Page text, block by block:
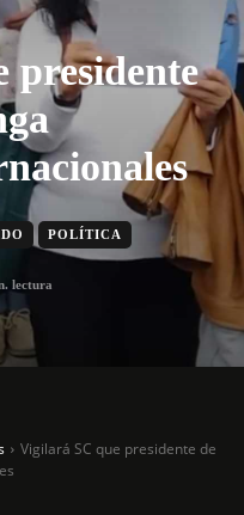
presidente
POLÍTICA
lectura
Vigilará SC que presidente de